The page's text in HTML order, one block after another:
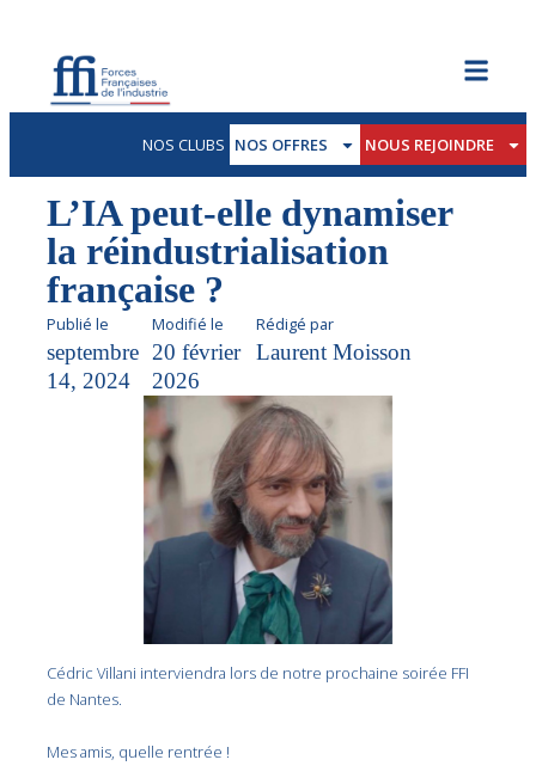
NOS CLUBS NOS OFFRES NOUS REJOINDRE
L’IA peut-elle dynamiser
la réindustrialisation
française ?
Publié le
septembre
14, 2024
Modifié le
20 février
2026
Rédigé par
Laurent Moisson
Cédric Villani interviendra lors de notre prochaine soirée FFI
de Nantes.
Mes amis, quelle rentrée !